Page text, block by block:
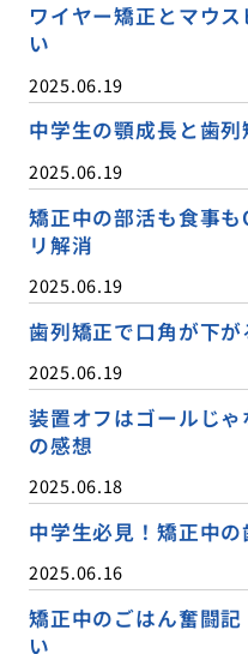
ワイヤー矯正とマウ
い
2025.06.19
中学生の顎成長と歯
2025.06.19
矯正中の部活も食事
リ解消
2025.06.19
歯列矯正で口角が下
2025.06.19
装置オフはゴールじ
の感想
2025.06.18
中学生必見！矯正中
2025.06.16
矯正中のごはん奮闘
い